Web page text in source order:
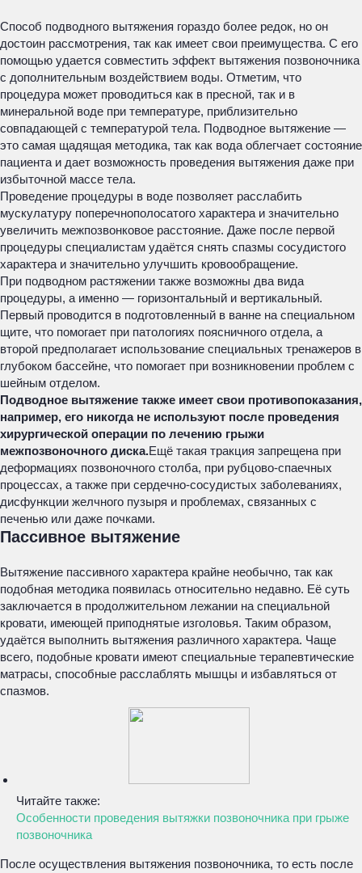
Способ подводного вытяжения гораздо более редок, но он
достоин рассмотрения, так как имеет свои преимущества. С его
помощью удается совместить эффект вытяжения позвоночника
с дополнительным воздействием воды. Отметим, что
процедура может проводиться как в пресной, так и в
минеральной воде при температуре, приблизительно
совпадающей с температурой тела. Подводное вытяжение —
это самая щадящая методика, так как вода облегчает состояние
пациента и дает возможность проведения вытяжения даже при
избыточной массе тела.
Проведение процедуры в воде позволяет расслабить
мускулатуру поперечнополосатого характера и значительно
увеличить межпозвонковое расстояние. Даже после первой
процедуры специалистам удаётся снять спазмы сосудистого
характера и значительно улучшить кровообращение.
При подводном растяжении также возможны два вида
процедуры, а именно — горизонтальный и вертикальный.
Первый проводится в подготовленный в ванне на специальном
щите, что помогает при патологиях поясничного отдела, а
второй предполагает использование специальных тренажеров в
глубоком бассейне, что помогает при возникновении проблем с
шейным отделом.
Подводное вытяжение также имеет свои противопоказания,
например, его никогда не используют после проведения
хирургической операции по лечению грыжи
межпозвоночного диска.Ещё такая тракция запрещена при
деформациях позвоночного столба, при рубцово-спаечных
процессах, а также при сердечно-сосудистых заболеваниях,
дисфункции желчного пузыря и проблемах, связанных с
печенью или даже почками.
Пассивное вытяжение
Вытяжение пассивного характера крайне необычно, так как
подобная методика появилась относительно недавно. Её суть
заключается в продолжительном лежании на специальной
кровати, имеющей приподнятые изголовья. Таким образом,
удаётся выполнить вытяжения различного характера. Чаще
всего, подобные кровати имеют специальные терапевтические
матрасы, способные расслаблять мышцы и избавляться от
спазмов.
Читайте также:
Особенности проведения вытяжки позвоночника при грыже
позвоночника
После осуществления вытяжения позвоночника, то есть после